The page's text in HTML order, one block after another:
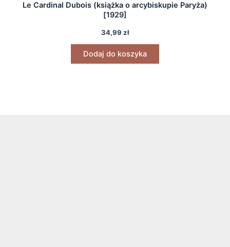
Le Cardinal Dubois (książka o arcybiskupie Paryża)
[1929]
34,99 zł
Dodaj do koszyka